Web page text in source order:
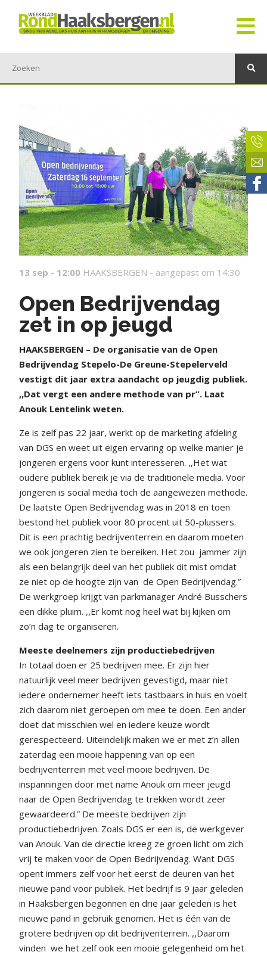
13 sep - 12:00 HAAKSBERGEN - aangepast om 14:30
Open Bedrijvendag
zet in op jeugd
HAAKSBERGEN – De organisatie van de Open
Bedrijvendag Stepelo-De Greune-Stepelerveld
vestigt dit jaar extra aandacht op jeugdig publiek.
,,Dat vergt een andere methode van pr”. Laat
Anouk Lentelink weten.
Ze is zelf pas 22 jaar, werkt op de marketing afdeling
van DGS en weet uit eigen ervaring op welke manier je
jongeren ergens voor kunt interesseren. ,,Het wat
oudere publiek bereik je via de traditionele media. Voor
jongeren is social media toch de aangewezen methode.
De laatste Open Bedrijvendag was in 2018 en toen
bestond het publiek voor 80 procent uit 50-plussers.
Dit is een prachtig bedrijventerrein en daarom moeten
we ook jongeren zien te bereiken. Het zou jammer zijn
als een belangrijk deel van het publiek dit mist omdat
ze niet op de hoogte zijn van de Open Bedrijvendag.”
De werkgroep krijgt van parkmanager André Busschers
een dikke pluim. ,,Er komt nog heel wat bij kijken om
zo’n dag te organiseren.
Meeste deelnemers zijn productiebedrijven
In totaal doen er 25 bedrijven mee. Er zijn hier
natuurlijk veel meer bedrijven gevestigd, maar niet
iedere ondernemer heeft iets tastbaars in huis en voelt
zich daarom niet geroepen om mee te doen. Een ander
doet dat misschien wel en iedere keuze wordt
gerespecteerd. Uiteindelijk maken we er met z’n allen
zaterdag een mooie happening van op een
bedrijventerrein met veel mooie bedrijven. De
inspanningen door met name Anouk om meer jeugd
naar de Open Bedrijvendag te trekken wordt zeer
gewaardeerd.” De meeste bedrijven zijn
productiebedrijven. Zoals DGS er een is, de werkgever
van Anouk. Van de directie kreeg ze groen licht om zich
vrij te maken voor de Open Bedrijvendag. Want DGS
opent immers zelf voor het eerst de deuren van het
nieuwe pand voor publiek. Het bedrijf is 9 jaar geleden
in Haaksbergen begonnen en drie jaar geleden is het
nieuwe pand in gebruik genomen. Het is één van de
grotere bedrijven op dit bedrijventerrein. ,,Daarom
vinden we het zelf ook een mooie gelegenheid om het